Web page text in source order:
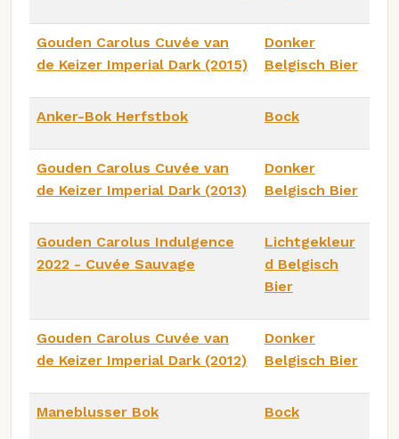
Gouden Carolus Cuvée van
de Keizer Imperial Dark (2015)
Donker
Belgisch Bier
Anker-Bok Herfstbok Bock
Gouden Carolus Cuvée van
de Keizer Imperial Dark (2013)
Donker
Belgisch Bier
Gouden Carolus Indulgence
2022 - Cuvée Sauvage
Lichtgekleur
d Belgisch
Bier
Gouden Carolus Cuvée van
de Keizer Imperial Dark (2012)
Donker
Belgisch Bier
Maneblusser Bok Bock